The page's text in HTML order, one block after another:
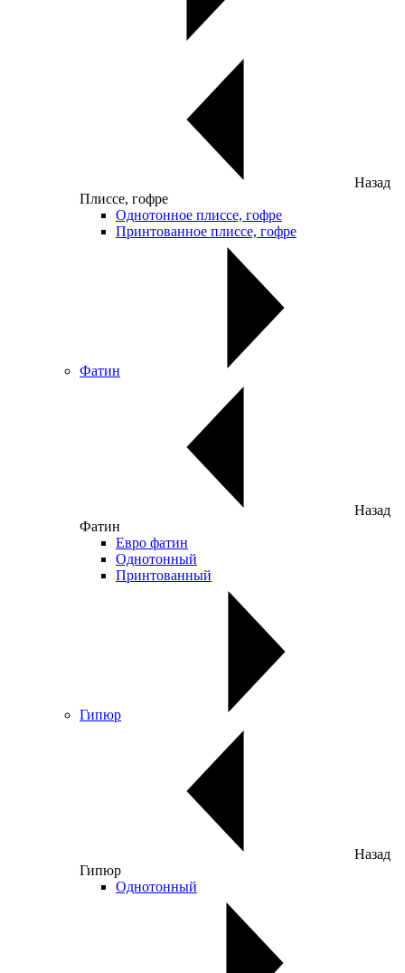
Назад
Плиссе, гофре
Однотонное плиссе, гофре
Принтованное плиссе, гофре
Фатин
Назад
Фатин
Евро фатин
Однотонный
Принтованный
Гипюр
Назад
Гипюр
Однотонный